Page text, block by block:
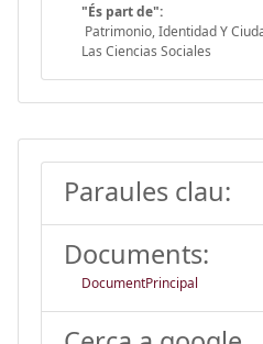
"És part de":
Patrimonio, Identidad Y
Las Ciencias Sociales
Paraules clau:
Documents:
DocumentPrincipal